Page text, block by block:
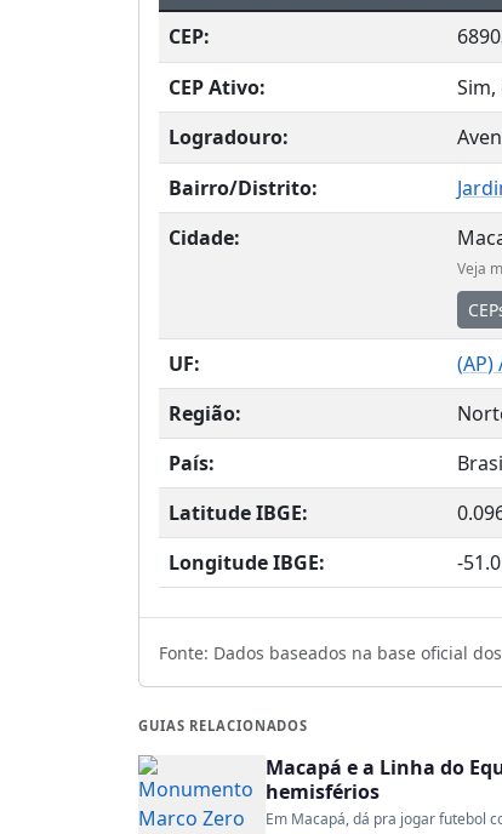
CEP:
CEP Ativo:
Sim,
Logradouro:
Bairro/Distrito:
Cidade:
Veja
UF: (AP)
Região:
País:
Latitude IBGE:
Longitude IBGE:
-
Fonte: Dados baseados na base oficial
GUIAS RELACIONADOS
Macapá e a Linha do
hemisférios
Em Macapá, dá pra jogar futebol